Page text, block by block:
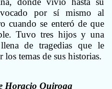
por sí mismo al
cuando se enteró de que
Tuvo tres hijos y una
de tragedias que le
los temas de sus historias.
Horacio Quiroga